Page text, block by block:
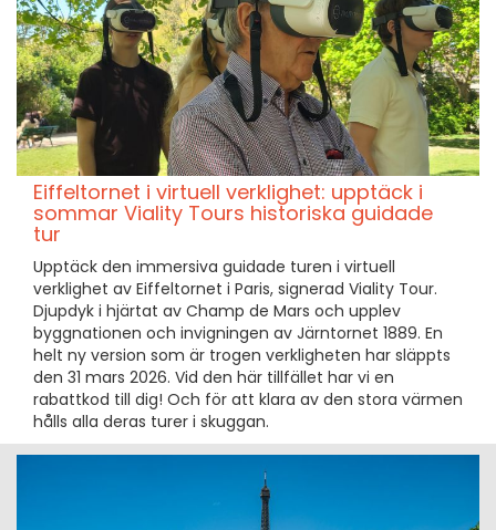
Eiffeltornet i virtuell verklighet: upptäck i
sommar Viality Tours historiska guidade
tur
Upptäck den immersiva guidade turen i virtuell
verklighet av Eiffeltornet i Paris, signerad Viality Tour.
Djupdyk i hjärtat av Champ de Mars och upplev
byggnationen och invigningen av Järntornet 1889. En
helt ny version som är trogen verkligheten har släppts
den 31 mars 2026. Vid den här tillfället har vi en
rabattkod till dig! Och för att klara av den stora värmen
hålls alla deras turer i skuggan.